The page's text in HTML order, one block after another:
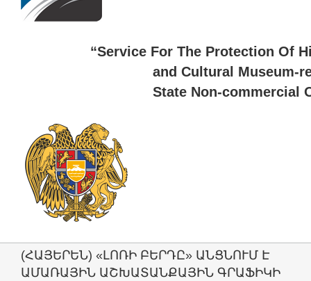
“Service For The Protection Of
and Cultural Museum-
State Non-commercial
(ՀԱՅԵՐԵՆ) «ԼՈՌԻ ԲԵՐԴԸ» ԱՆՑՆՈՒՄ Է
ԱՄԱՌԱՅԻՆ ԱՇԽԱՏԱՆՔԱՅԻՆ ԳՐԱՖԻԿԻ